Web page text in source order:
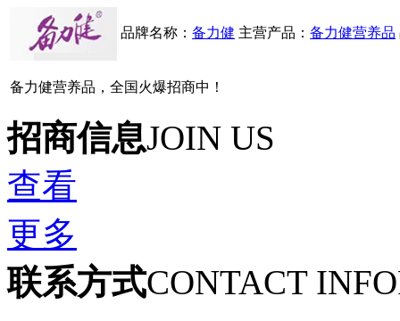
品牌名称： 备力健 主营产品： 备力健营养品
备力健营养品，全国火爆招商中！
招商信息JOIN US
查看
更多
联系方式CONTACT